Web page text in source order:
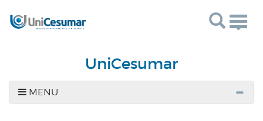
UniCesumar
MENU